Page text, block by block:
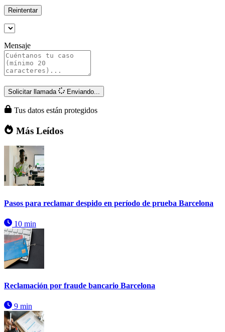
Reintentar
Mensaje
Solicitar llamada Enviando...
Tus datos están protegidos
Más Leídos
Pasos para reclamar despido en período de prueba Barcelona
10 min
Reclamación por fraude bancario Barcelona
9 min